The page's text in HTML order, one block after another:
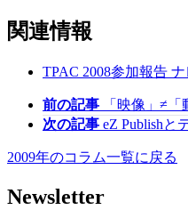
関連情報
TPAC 2008参加報告 ナ
前の記事
「映像」≠「
次の記事 eZ Publishと
2009年のコラム一覧に戻る
Newsletter